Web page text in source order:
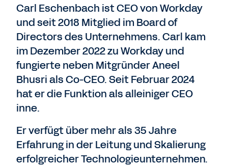
Carl Eschenbach ist CEO von Workday
und seit 2018 Mitglied im Board of
Directors des Unternehmens. Carl kam
im Dezember 2022 zu Workday und
fungierte neben Mitgründer Aneel
Bhusri als Co-CEO. Seit Februar 2024
hat er die Funktion als alleiniger CEO
inne.
Er verfügt über mehr als 35 Jahre
Erfahrung in der Leitung und Skalierung
erfolgreicher Technologieunternehmen.